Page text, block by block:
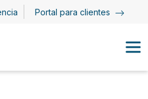
Portal para clientes